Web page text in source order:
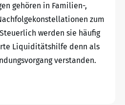
gehören in Familien-,
zum
werden sie häufig
Liquiditätshilfe denn als
verstanden.